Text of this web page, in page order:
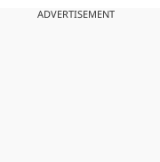
ADVERTISEMENT